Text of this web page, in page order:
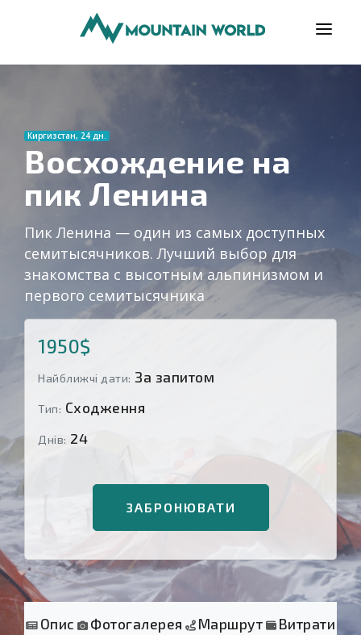
КОРИСНО
КОНТАКТИ
Киргизстан, 24 дн.
Восхождение на
пик Ленина
Пик Ленина — один из самых доступных
семитысячников. Лучший выбор для
знакомства с высотным альпинизмом и
первого семитысячника
1950$
Найближчі дати: За запитом
Тип: Сходження
Днів: 24
ЗАБРОНЮВАТИ
Опис Фотогалерея Маршрут Витрати